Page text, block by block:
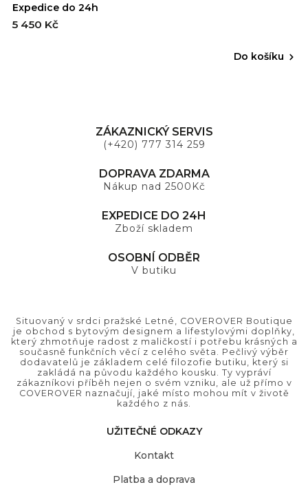
Expedice do 24h
5 450 Kč
Do košíku
ZÁKAZNICKÝ SERVIS
(+420) 777 314 259
DOPRAVA ZDARMA
Nákup nad 2500Kč
EXPEDICE DO 24H
Zboží skladem
OSOBNÍ ODBĚR
V butiku
Situovaný v srdci pražské Letné, COVEROVER Boutique
je obchod s bytovým designem a lifestylovými doplňky,
který zhmotňuje radost z maličkostí i potřebu krásných a
současně funkčních věcí z celého světa. Pečlivý výběr
dodavatelů je základem celé filozofie butiku, který si
zakládá na původu každého kousku. Ty vypráví
zákazníkovi příběh nejen o svém vzniku, ale už přímo v
COVEROVER naznačují, jaké místo mohou mít v životě
každého z nás.
UŽITEČNÉ ODKAZY
Kontakt
Platba a doprava